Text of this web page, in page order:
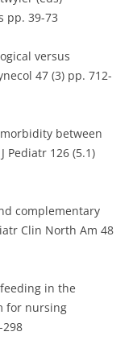
pp. 39-73
versus
47 (3) pp. 712-
morbidity between
Pediatr 126 (5.1)
complementary
Clin North Am 48
in the
for nursing
298